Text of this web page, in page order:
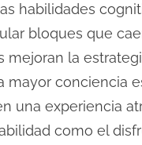
habilidades
bloques que
mejoran la
mayor conciencia
una experiencia
como el